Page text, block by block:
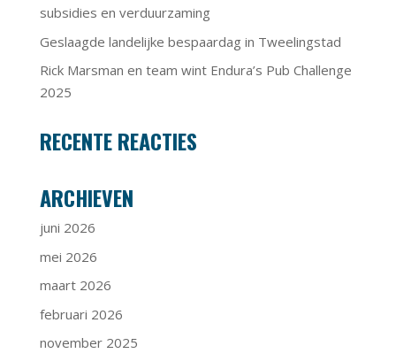
subsidies en verduurzaming
Geslaagde landelijke bespaardag in Tweelingstad
Rick Marsman en team wint Endura’s Pub Challenge
2025
RECENTE REACTIES
ARCHIEVEN
juni 2026
mei 2026
maart 2026
februari 2026
november 2025